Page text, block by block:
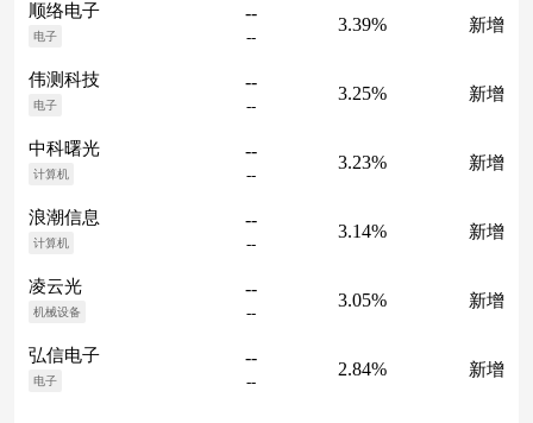
顺络电子
电子
--
--
3.39% 新增
伟测科技
电子
--
--
3.25% 新增
中科曙光
计算机
--
--
3.23% 新增
浪潮信息
计算机
--
--
3.14% 新增
凌云光
机械设备
--
--
3.05% 新增
弘信电子
电子
--
--
2.84% 新增